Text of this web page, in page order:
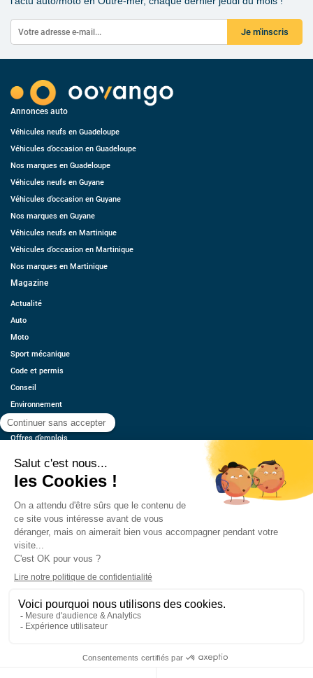
Je m'inscris
Annonces auto
Véhicules neufs en Guadeloupe
Véhicules d’occasion en Guadeloupe
Nos marques en Guadeloupe
Véhicules neufs en Guyane
Véhicules d’occasion en Guyane
Nos marques en Guyane
Véhicules neufs en Martinique
Véhicules d’occasion en Martinique
Nos marques en Martinique
Magazine
Actualité
Auto
Moto
Sport mécanique
Code et permis
Conseil
Environnement
Économie
Offres d’emplois
Contact
Estimez votre voiture
Mentions légales
CGU